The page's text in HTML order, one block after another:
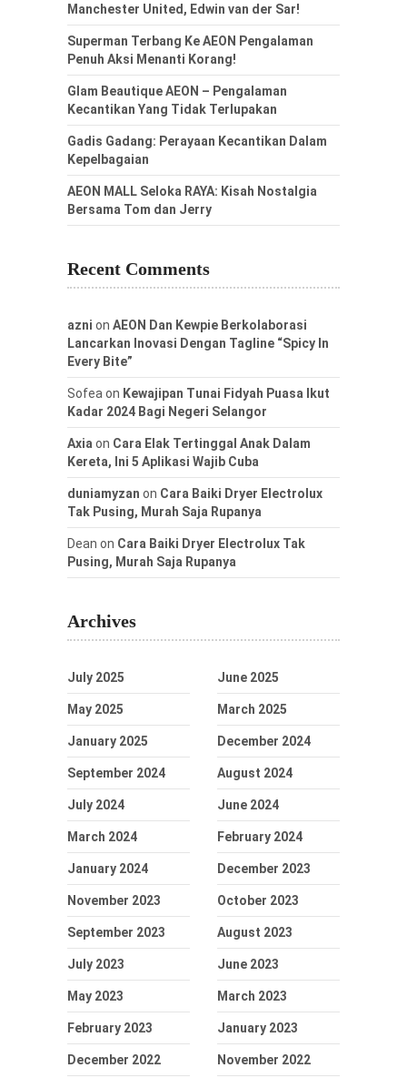
Manchester United, Edwin van der Sar!
Superman Terbang Ke AEON Pengalaman
Penuh Aksi Menanti Korang!
Glam Beautique AEON – Pengalaman
Kecantikan Yang Tidak Terlupakan
Gadis Gadang: Perayaan Kecantikan Dalam
Kepelbagaian
AEON MALL Seloka RAYA: Kisah Nostalgia
Bersama Tom dan Jerry
Recent Comments
azni on AEON Dan Kewpie Berkolaborasi
Lancarkan Inovasi Dengan Tagline “Spicy In
Every Bite”
Sofea on Kewajipan Tunai Fidyah Puasa Ikut
Kadar 2024 Bagi Negeri Selangor
Axia on Cara Elak Tertinggal Anak Dalam
Kereta, Ini 5 Aplikasi Wajib Cuba
duniamyzan on Cara Baiki Dryer Electrolux
Tak Pusing, Murah Saja Rupanya
Dean on Cara Baiki Dryer Electrolux Tak
Pusing, Murah Saja Rupanya
Archives
July 2025 June 2025
May 2025 March 2025
January 2025 December 2024
September 2024 August 2024
July 2024 June 2024
March 2024 February 2024
January 2024 December 2023
November 2023 October 2023
September 2023 August 2023
July 2023 June 2023
May 2023 March 2023
February 2023 January 2023
December 2022 November 2022